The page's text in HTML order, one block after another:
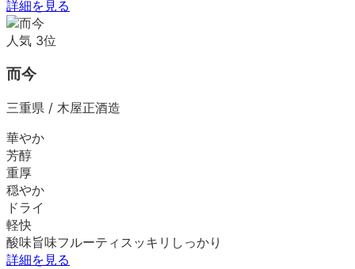
詳細を見る
人気 3位
而今
三重県 / 木屋正酒造
華やか
芳醇
重厚
穏やか
ドライ
軽快
酸味旨味フルーティ スッキリ しっかり
詳細を見る